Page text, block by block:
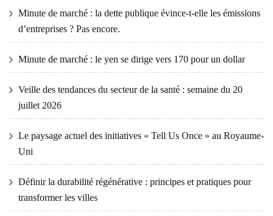
Minute de marché : la dette publique évince-t-elle les émissions
d’entreprises ? Pas encore.
Minute de marché : le yen se dirige vers 170 pour un dollar
Veille des tendances du secteur de la santé : semaine du 20
juillet 2026
Le paysage actuel des initiatives « Tell Us Once » au Royaume-
Uni
Définir la durabilité régénérative : principes et pratiques pour
transformer les villes